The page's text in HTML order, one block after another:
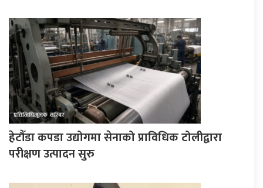
हेटौँडा कपडा उद्योगमा सेनाको प्राविधिक टोलीद्वारा
परीक्षण उत्पादन सुरु